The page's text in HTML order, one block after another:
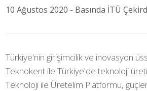
10 Ağustos 2020 - Basında İTÜ
Türkiye'nin girişimcilik ve inovasyon
Teknokent ile Türkiye'de teknoloji
Teknoloji ile Üretelim Platformu,